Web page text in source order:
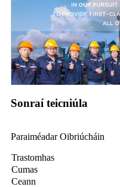
Sonraí teicniúla
Paraiméadar Oibriúcháin
Trastomhas
Cumas
Ceann